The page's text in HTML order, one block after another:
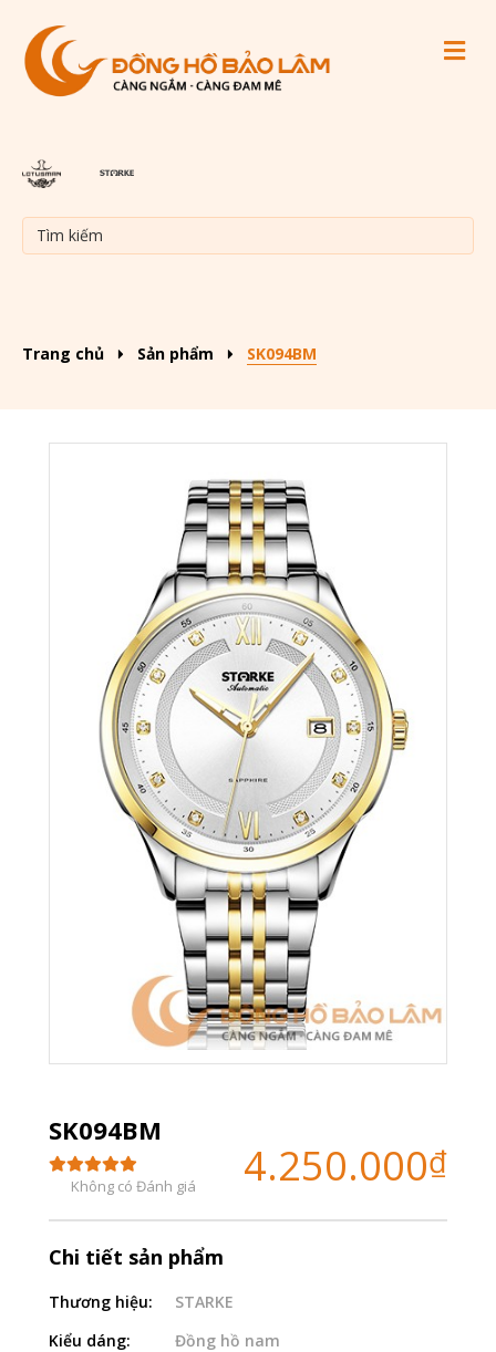
Trang chủ Sản phẩm SK094BM
SK094BM
Không có Đánh giá 4.250.000₫
Chi tiết sản phẩm
Thương hiệu:
STARKE
Kiểu dáng:
Đồng hồ nam